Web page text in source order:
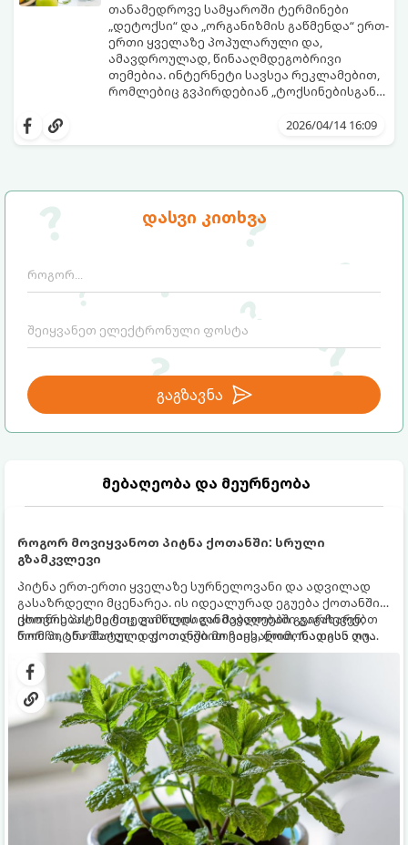
დასვი კითხვა
გაგზავნა
მებაღეობა და მეურნეობა
როგორ მოვიყვანოთ პიტნა ქოთანში: სრული
გზამკვლევი
პიტნა ერთ-ერთი ყველაზე სურნელოვანი და ადვილად
გასაზრდელი მცენარეა. ის იდეალურად ეგუება ქოთანში
ცხოვრებას, მეტიც, გამოცდილი მებაღეები გვირჩევენ,
რომ პიტნა მხოლოდ ქოთანში მოვიყვანოთ, რადგან ღია
გრუნტში (ბაღში) დარგვისას ის ფესვებით ძალიან
სწრაფად ვრცელდება და სხვა მცენარეებს ავიწროებს.
ქოთნის პიტნა მთელი წლის განმავლობაში გაგახარებთ
ნორჩი, არომატული ფოთლებით ჩაის, ლიმონათისა თუ
კერძებისთვის.
თანამედროვე სამყაროში ტერმინები
„დეტოქსი“ და „ორგანიზმის გაწმენდა“ ერთ-
ერთი ყველაზე პოპულარული და,
ამავდროულად, წინააღმდეგობრივი
თემებია. ინტერნეტი სავსეა რეკლამებით,
რომლებიც გვპირდებიან „ტოქსინებისგან
წვენების ან მკაცრი დიეტების მეშვეობით.
მათი ეფექტი და რას ფიქრობს ამაზე
2026/04/14 16:09